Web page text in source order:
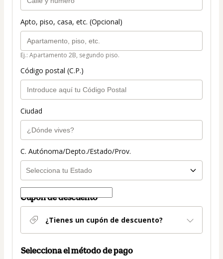
Apto, piso, casa, etc. (Opcional)
Ej.: Apartamento 2B, segundo piso.
Código postal (C.P.)
Ciudad
C. Autónoma/Depto./Estado/Prov.
Cupón de descuento
¿Tienes un cupón de descuento?
Selecciona el método de pago